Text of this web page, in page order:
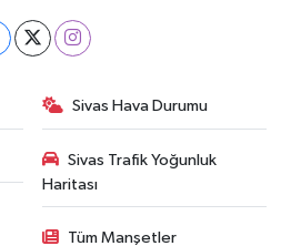
Sivas Hava Durumu
Sivas Trafik Yoğunluk
Haritası
Tüm Manşetler